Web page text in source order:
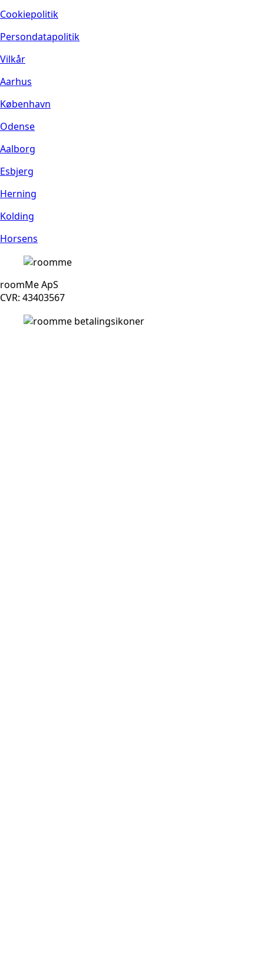
Cookiepolitik
Persondatapolitik
Vilkår
Aarhus
København
Odense
Aalborg
Esbjerg
Herning
Kolding
Horsens
roomMe ApS
CVR: 43403567